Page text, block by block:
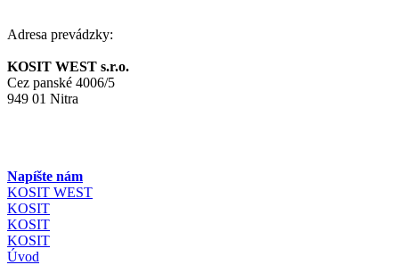
Adresa prevádzky:
KOSIT WEST s.r.o.
Cez panské 4006/5
949 01 Nitra
Napíšte nám
KOSIT WEST
KOSIT
KOSIT
KOSIT
Úvod